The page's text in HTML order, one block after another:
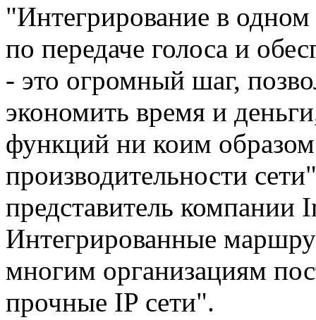
"Интегрирование в
по передаче голоса и
- это огромный шаг,
экономить время и
функций ни коим образом
производительности
представитель компании
Интегрированные
многим организациям
прочные IP сети".